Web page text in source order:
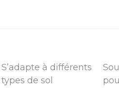
S’adapte à différents
types de sol